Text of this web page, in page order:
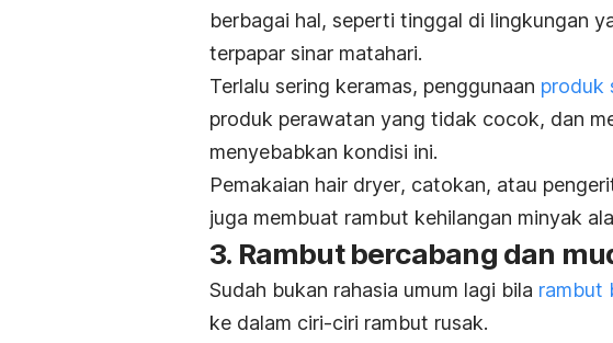
berbagai hal, seperti tinggal di lingkungan
terpapar sinar matahari.
Terlalu sering keramas, penggunaan produk
produk perawatan yang tidak cocok, dan m
menyebabkan kondisi ini.
Pemakaian hair dryer, catokan, atau
juga membuat rambut kehilangan minyak
3. Rambut bercabang dan
Sudah bukan rahasia umum lagi bila rambut
ke dalam ciri-ciri rambut rusak.